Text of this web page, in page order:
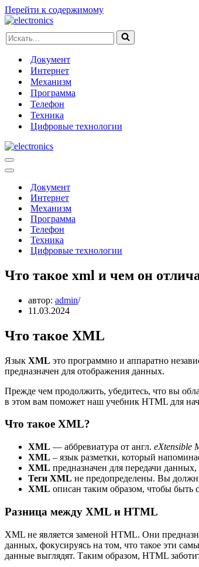
Перейти к содержимому
Искать...
Документ
Интернет
Механизм
Программа
Телефон
Техника
Цифровые технологии
Меню
навигации
Меню
навигацииДокумент
Интернет
Механизм
Программа
Телефон
Техника
Цифровые технологии
Что такое xml и чем он
автор: admin
11.03.2024
Что такое XML
Язык XML это программно и аппаратно
предназначен для отображения данных.
Прежде чем продолжить, убедитесь, что вы
в этом вам поможет наш учебник HTML для
Что такое XML?
XML — аббревиатура от англ. eXtensible
XML – язык разметки, который
XML предназначен для передачи
Теги XML не предопределены. Вы
XML описан таким образом, чтобы быть
Разница между XML и HTML
XML не является заменой HTML. Они
данных, фокусируясь на том, что такое эти
данные выглядят. Таким образом, HTML